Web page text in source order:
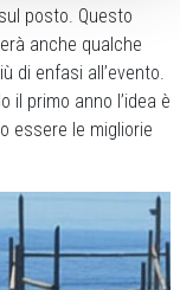
posto. Questo
anche qualche
di enfasi all’evento.
il primo anno l’idea è
essere le migliorie